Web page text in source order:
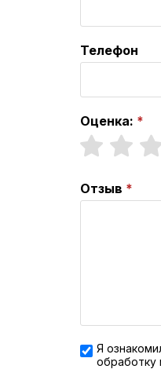
Телефон
Оценка:
Отзыв
Я
обработку